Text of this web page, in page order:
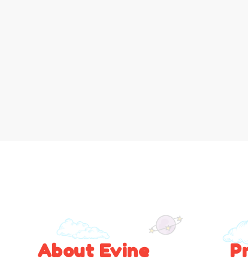
About Evine